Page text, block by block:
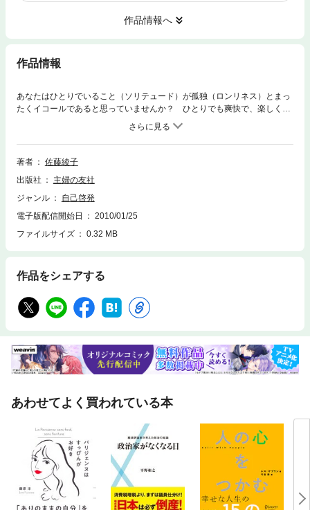
作品情報へ
作品情報
あなたはひとりでいること（ソリテュード）が孤独（ロンリネス）とまっ
たくイコールであると思っていませんか？ ひとりでも爽快で、楽しく
て、毅然としていられるあなたになり、そんなあなたが多くの人を魅了し
ていくパフォーマンス心理学のコツをお伝えします。
著者
佐藤綾子
出版社
主婦の友社
ジャンル
自己啓発
電子版配信開始日
2010/01/25
ファイルサイズ
0.32 MB
作品をシェアする
あわせてよく買われている本